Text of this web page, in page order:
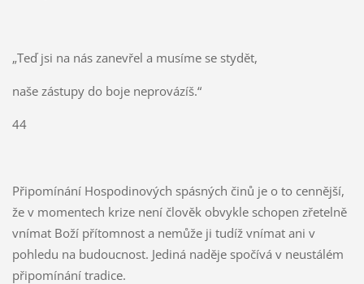
„Teď jsi na nás zanevřel a musíme se stydět,
naše zástupy do boje neprovázíš.“
44
Připomínání Hospodinových spásných činů je o to cennější,
že v momentech krize není člověk obvykle schopen zřetelně
vnímat Boží přítomnost a nemůže ji tudíž vnímat ani v
pohledu na budoucnost. Jediná naděje spočívá v neustálém
připomínání tradice.